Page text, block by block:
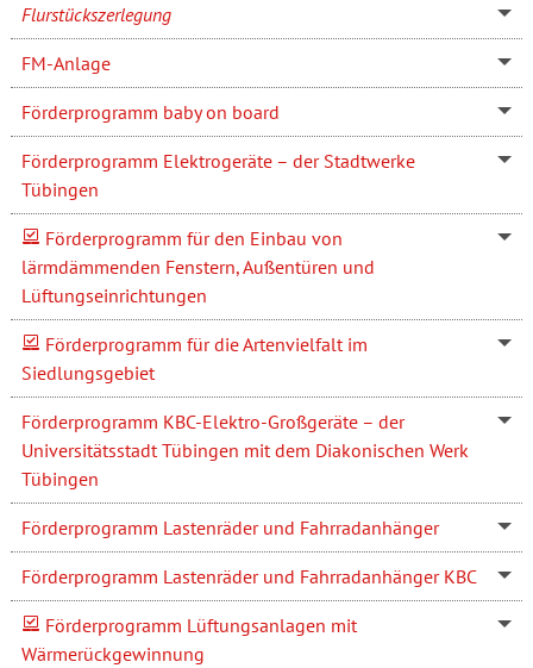
Flurstückszerlegung
FM-Anlage
Förderprogramm baby on board
Förderprogramm Elektrogeräte – der Stadtwerke
Tübingen
Förderprogramm für den Einbau von
lärmdämmenden Fenstern, Außentüren und
Lüftungseinrichtungen
Förderprogramm für die Artenvielfalt im
Siedlungsgebiet
Förderprogramm KBC-Elektro-Großgeräte – der
Universitätsstadt Tübingen mit dem Diakonischen Werk
Tübingen
Förderprogramm Lastenräder und Fahrradanhänger
Förderprogramm Lastenräder und Fahrradanhänger KBC
Förderprogramm Lüftungsanlagen mit
Wärmerückgewinnung